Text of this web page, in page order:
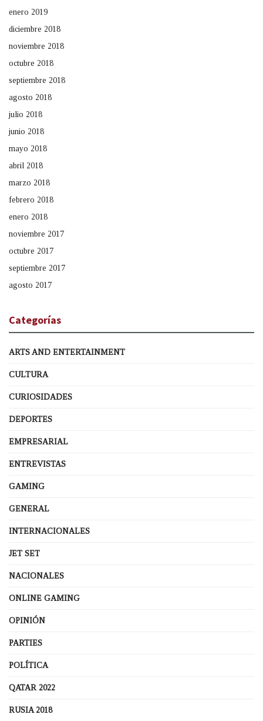
enero 2019
diciembre 2018
noviembre 2018
octubre 2018
septiembre 2018
agosto 2018
julio 2018
junio 2018
mayo 2018
abril 2018
marzo 2018
febrero 2018
enero 2018
noviembre 2017
octubre 2017
septiembre 2017
agosto 2017
Categorías
ARTS AND ENTERTAINMENT
CULTURA
CURIOSIDADES
DEPORTES
EMPRESARIAL
ENTREVISTAS
GAMING
GENERAL
INTERNACIONALES
JET SET
NACIONALES
ONLINE GAMING
OPINIÓN
PARTIES
POLÍTICA
QATAR 2022
RUSIA 2018